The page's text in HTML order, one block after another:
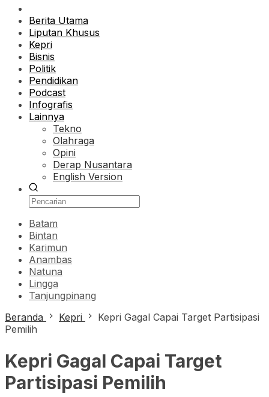
Berita Utama
Liputan Khusus
Kepri
Bisnis
Politik
Pendidikan
Podcast
Infografis
Lainnya
Tekno
Olahraga
Opini
Derap Nusantara
English Version
Batam
Bintan
Karimun
Anambas
Natuna
Lingga
Tanjungpinang
Beranda
Kepri
Kepri Gagal Capai Target Partisipasi
Pemilih
Kepri Gagal Capai Target
Partisipasi Pemilih